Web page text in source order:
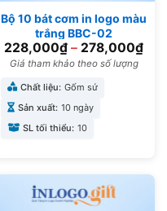
Bộ 10 bát cơm in logo màu
trắng BBC-02
228,000₫ – 278,000₫
Giá tham khảo theo số lượng
Chất liệu: Gốm sứ
Sản xuất: 10 ngày
SL tối thiểu: 10